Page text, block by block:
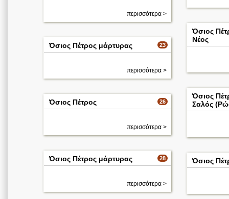
περισσότερα >
Όσιος
Νέος
23
Όσιος Πέτρος μάρτυρας
περισσότερα >
Όσιος
Σαλός
26
Όσιος Πέτρος
περισσότερα >
28
Όσιος Πέτρος μάρτυρας
περισσότερα >
Όσιος